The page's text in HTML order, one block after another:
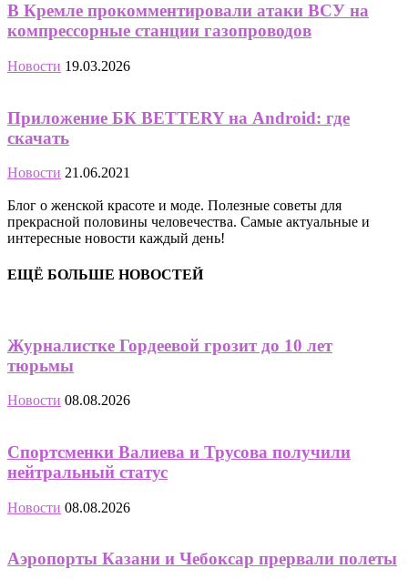
В Кремле прокомментировали атаки ВСУ на
компрессорные станции газопроводов
Новости 19.03.2026
Приложение БК BETTERY на Android: где
скачать
Новости 21.06.2021
Блог о женской красоте и моде. Полезные советы для
прекрасной половины человечества. Самые актуальные и
интересные новости каждый день!
ЕЩЁ БОЛЬШЕ НОВОСТЕЙ
Журналистке Гордеевой грозит до 10 лет
тюрьмы
Новости 08.08.2026
Спортсменки Валиева и Трусова получили
нейтральный статус
Новости 08.08.2026
Аэропорты Казани и Чебоксар прервали полеты